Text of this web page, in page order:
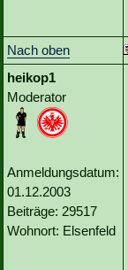
Nach oben
heikop1
Moderator
Anmeldungsdatum:
01.12.2003
Beiträge: 29517
Wohnort: Elsenfeld